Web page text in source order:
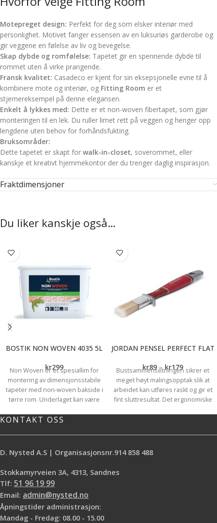
Motepreget design: Perfekt for deg som elsker interiør med
personlighet. Motivet fanger essensen av en luksuriøs garderobe og
gir veggene en følelse av liv og bevegelse.
Skap dybde og romfølelse: Tapetet gir en spennende dybde til
rommet uten å virke prangende.
Fransk kvalitet: Casadeco er kjent for sin eksepsjonelle evne til å
kombinere mote og interiør, og Fitting Room er et
stjernereksempel på denne elegansen.
Enkelt å lykkes med: Dette er et non-woven fibertapet, som gjør
monteringen til en lek. Du ruller limet rett på veggen og henger opp
lengdene uten behov for forhåndsfukting.
Bruksområder:
Dette tapetet er skapt for walk-in-closet, soverommet, eller
kanskje et kreativt hjemmekontor der du trenger daglig inspirasjon.
Fraktdimensjoner
Du liker kanskje også…
BOSTIK NON WOVEN 4035 5L
kr299
Non Woven er et spesiallim for
montering av dimensjonsstabile
tapeter med non-woven bakside i
tørre rom. Underlaget kan være
trefiberplater, betong eller puss
av tapetet. OBS! Limet må ikke
brukes til materialer som skal
Enkel å påføre • Høy limstyrke
reduserer risikoen for krymping •
Stabile bøtter laget av resirkulert
plast • Godt miljøvalg, M1
JORDAN PENSEL PERFECT FLAT
kr89 – kr179
Bustsammensetningen sikrer et
meget høyt malingsopptak slik at
arbeidet kan utføres raskt og gir et
fint sluttresultat. Det ergonomiske
Detaljer, Dør, Vegg, Vindu, Lister og
KONTAKT OSS
D. Nysted A.S | Organisasjonsnr.914 858 488
Stokkamyrveien 3A, 4313, Sandnes
Tlf: 51 96 19 99
Email: admin@nysted.no
Åpningstider administrasjon:
Mandag - Fredag: 08.00 - 15.00